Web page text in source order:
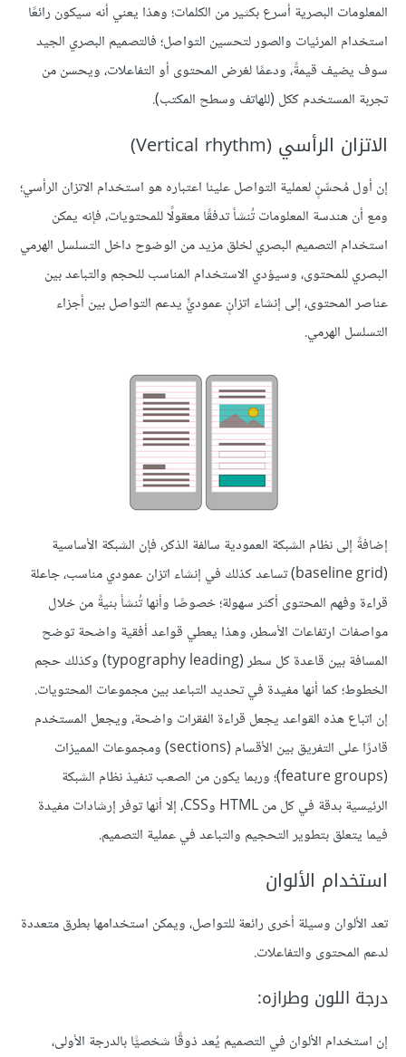
المعلومات البصرية أسرع بكثير من الكلمات؛ وهذا يعني أنه سيكون رائعًا
استخدام المرئيات والصور لتحسين التواصل؛ فالتصميم البصري الجيد
سوف يضيف قيمةً، ودعمًا لغرض المحتوى أو التفاعلات، ويحسن من
تجربة المستخدم ككل (للهاتف وسطح المكتب).
الاتزان الرأسي (Vertical rhythm)
إن أول مُحسِّنٍ لعملية التواصل علينا اعتباره هو استخدام الاتزان الرأسي؛
ومع أن هندسة المعلومات تُنشأ تدفقًا معقولًا للمحتويات، فإنه يمكن
استخدام التصميم البصري لخلق مزيد من الوضوح داخل التسلسل الهرمي
البصري للمحتوى، وسيؤدي الاستخدام المناسب للحجم والتباعد بين
عناصر المحتوى، إلى إنشاء اتزانٍ عموديٍّ يدعم التواصل بين أجزاء
التسلسل الهرمي.
إضافةً إلى نظام الشبكة العمودية سالفة الذكر، فإن الشبكة الأساسية
(baseline grid) تساعد كذلك في إنشاء اتزان عمودي مناسب، جاعلة
قراءة وفهم المحتوى أكثر سهولة؛ خصوصًا وأنها تُنشأ بنيةً من خلال
مواصفات ارتفاعات الأسطر، وهذا يعطي قواعد أفقية واضحة توضح
المسافة بين قاعدة كل سطر (typography leading) وكذلك حجم
الخطوط؛ كما أنها مفيدة في تحديد التباعد بين مجموعات المحتويات.
إن اتباع هذه القواعد يجعل قراءة الفقرات واضحة، ويجعل المستخدم
قادرًا على التفريق بين الأقسام (sections) ومجموعات المميزات
(feature groups)؛ وربما يكون من الصعب تنفيذ نظام الشبكة
الرئيسية بدقة في كل من HTML وCSS، إلا أنها توفر إرشادات مفيدة
فيما يتعلق بتطوير التحجيم والتباعد في عملية التصميم.
استخدام الألوان
تعد الألوان وسيلة أخرى رائعة للتواصل، ويمكن استخدامها بطرق متعددة
لدعم المحتوى والتفاعلات.
درجة اللون وطرازه:
إن استخدام الألوان في التصميم يُعد ذوقًا شخصيًّا بالدرجة الأولى،